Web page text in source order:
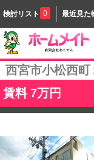
検討リスト 0 最近見た
西宮市小松西
賃料 7万円